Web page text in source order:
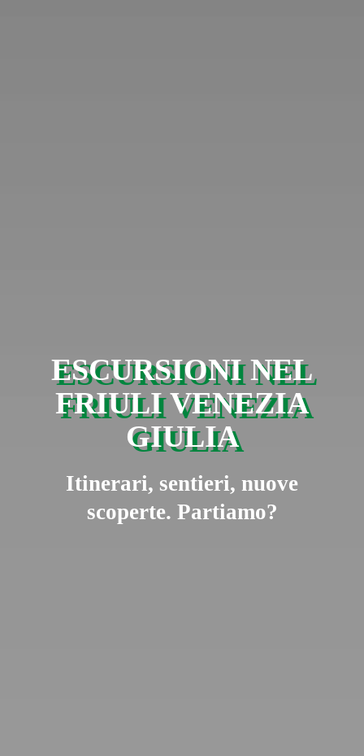
ESCURSIONI NEL
FRIULI VENEZIA
GIULIA
Itinerari, sentieri, nuove
scoperte. Partiamo?